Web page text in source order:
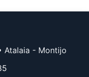
Atalaia - Montijo